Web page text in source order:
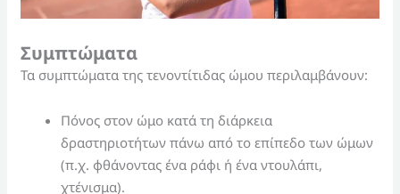
Συμπτώματα
Τα συμπτώματα της τενοντίτιδας ώμου περιλαμβάνουν:
Πόνος στον ώμο κατά τη διάρκεια
δραστηριοτήτων πάνω από το επίπεδο των ώμων
(π.χ. φθάνοντας ένα ράφι ή ένα ντουλάπι,
χτένισμα).